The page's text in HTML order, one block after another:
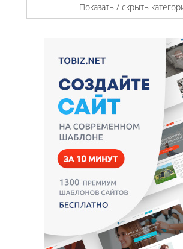
Показать / скрыть